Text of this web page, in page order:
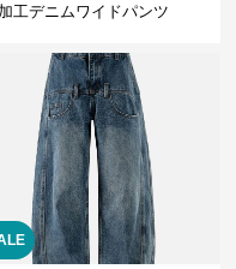
工デニムワイドパンツ